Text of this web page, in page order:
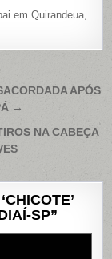
em Quirandeua,
APÓS
→
NA CABEÇA
SP”